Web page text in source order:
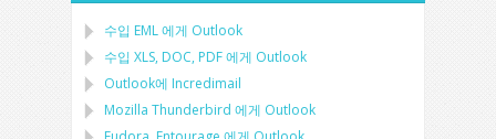
수입 EML에게 Outlook
수입 XLS, DOC, PDF에게 Outlook
Outlook에 Incredimail
Mozilla Thunderbird 에게 Outlook